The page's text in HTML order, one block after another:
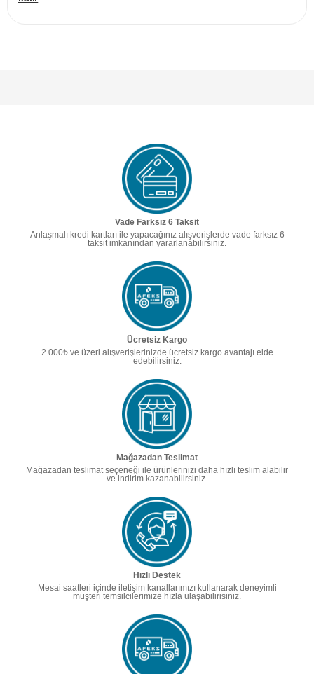
Vade Farksız 6 Taksit
Anlaşmalı kredi kartları ile yapacağınız alışverişlerde vade farksız 6
taksit imkanından yararlanabilirsiniz.
Ücretsiz Kargo
2.000₺ ve üzeri alışverişlerinizde ücretsiz kargo avantajı elde
edebilirsiniz.
Mağazadan Teslimat
Mağazadan teslimat seçeneği ile ürünlerinizi daha hızlı teslim alabilir
ve indirim kazanabilirsiniz.
Hızlı Destek
Mesai saatleri içinde iletişim kanallarımızı kullanarak deneyimli
müşteri temsilcilerimize hızla ulaşabilirisiniz.